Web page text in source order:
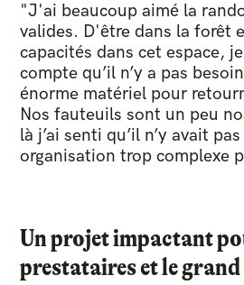
"J'ai beaucoup aimé la
valides. D'être dans la forêt
capacités dans cet espace,
compte qu’il n’y a pas
énorme matériel pour
Nos fauteuils sont un peu
là j’ai senti qu’il n’y avait
organisation trop complexe
Un projet impactant
prestataires et le